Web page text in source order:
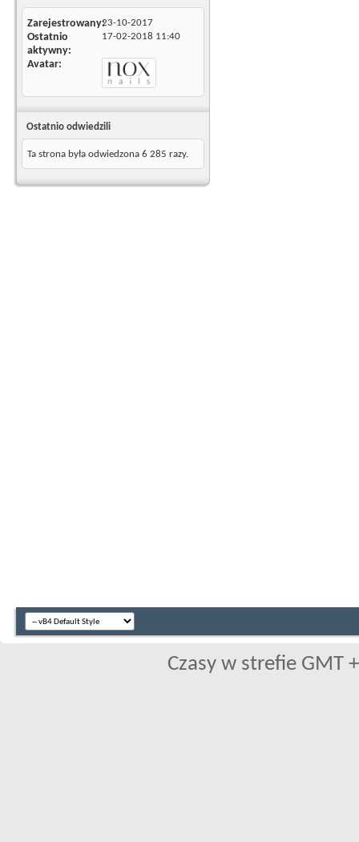
Zarejestrowany23-10-2017
Ostatnio
aktywny
17-02-2018 11:40
Avatar
Ostatnio odwiedzili
Ta strona była odwiedzona 6 285 razy.
Czasy w strefie GMT